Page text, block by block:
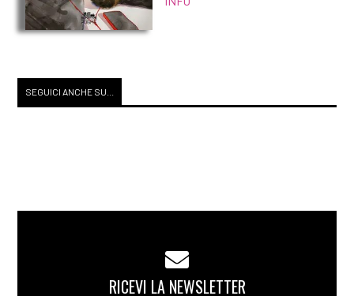
SEGUICI ANCHE SU...
RICEVI LA NEWSLETTER